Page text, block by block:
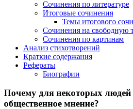
Сочинения по литературе
Итоговые сочинения
Темы итогового
Сочинения на свободную
Сочинения по картинам
Анализ стихотворений
Краткие содержания
Рефераты
Биографии
Почему для некоторых людей
общественное мнение?